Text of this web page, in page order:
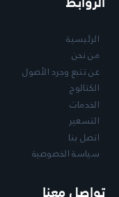
الرئيسية
من نحن
عن تتبع وجرد الأصول
الكتالوج
الخدمات
التسعير
اتصل بنا
سياسة الخصوصية
تواصل معنا